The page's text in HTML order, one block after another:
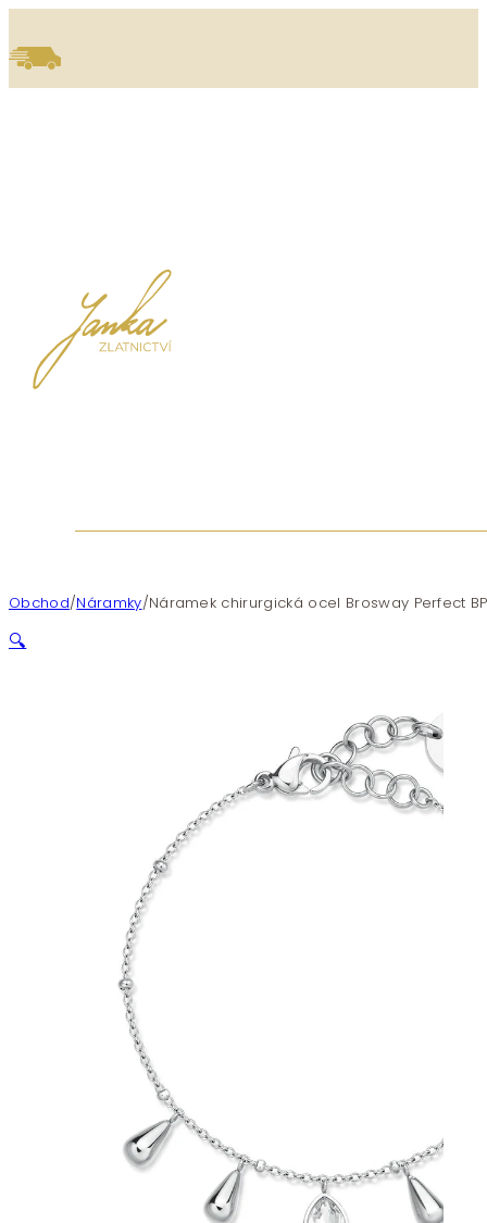
Obchod/Náramky/Náramek chirurgická ocel Brosway Perfect
🔍